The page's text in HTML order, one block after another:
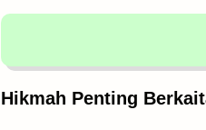
Hikmah Penting